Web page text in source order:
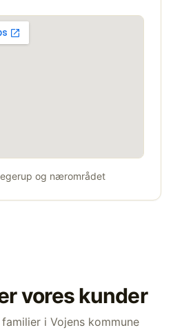
og nærområdet
vores kunder
i Vojens kommune